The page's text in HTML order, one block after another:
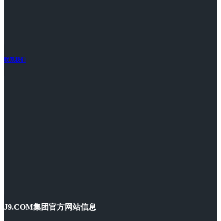
联系我们
J9.COM集团官方网站信息